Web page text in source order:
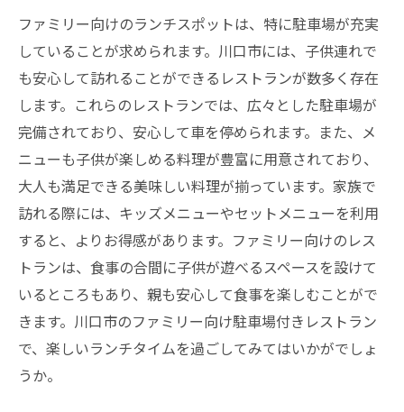
駐車場付きで味わう旬のランチ
地産地消を意識した駐車場付きレストラン
駐車場完備で地元食材を楽しむ方法
川口市の食文化を駐車場付きで体験
車で楽々川口市の駐車場付きランチ体験記
駐車場完備の川口市ランチの魅力
車で行く川口市ランチのおすすめ
川口市の駐車場付きランチエピソード
駐車場付きランチで川口市を満喫
手軽に行ける川口市の駐車場付きランチ
駐車場ありの川口市ランチ体験談
ファミリー向けのランチスポットは、特に駐車場が充実
していることが求められます。川口市には、子供連れで
も安心して訪れることができるレストランが数多く存在
します。これらのレストランでは、広々とした駐車場が
完備されており、安心して車を停められます。また、メ
ニューも子供が楽しめる料理が豊富に用意されており、
大人も満足できる美味しい料理が揃っています。家族で
訪れる際には、キッズメニューやセットメニューを利用
すると、よりお得感があります。ファミリー向けのレス
トランは、食事の合間に子供が遊べるスペースを設けて
いるところもあり、親も安心して食事を楽しむことがで
きます。川口市のファミリー向け駐車場付きレストラン
で、楽しいランチタイムを過ごしてみてはいかがでしょ
うか。